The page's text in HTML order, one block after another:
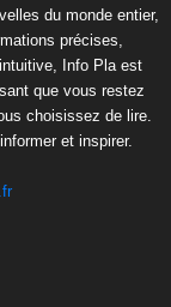
du monde entier,
précises,
Info Pla est
que vous restez
choisissez de lire.
et inspirer.